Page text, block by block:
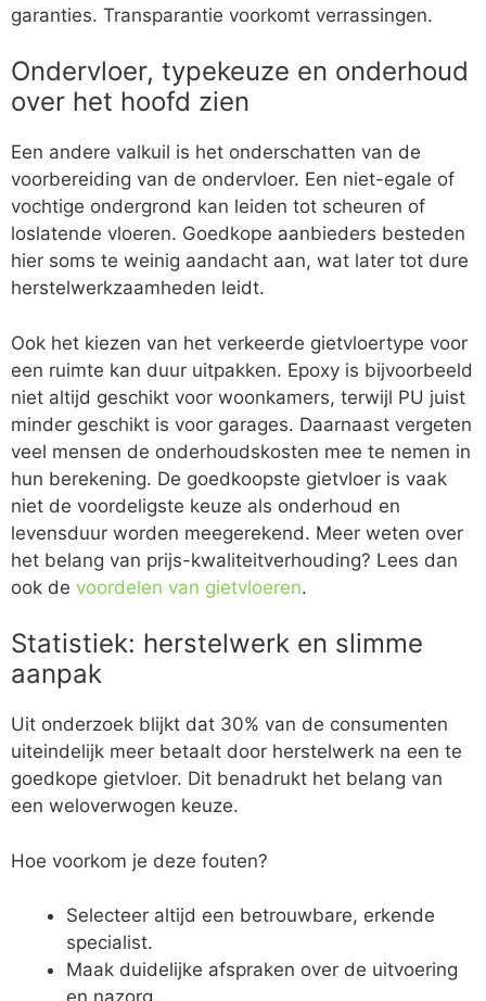
garanties. Transparantie voorkomt verrassingen.
Ondervloer, typekeuze en onderhoud
over het hoofd zien
Een andere valkuil is het onderschatten van de
voorbereiding van de ondervloer. Een niet-egale of
vochtige ondergrond kan leiden tot scheuren of
loslatende vloeren. Goedkope aanbieders besteden
hier soms te weinig aandacht aan, wat later tot dure
herstelwerkzaamheden leidt.
Ook het kiezen van het verkeerde gietvloertype voor
een ruimte kan duur uitpakken. Epoxy is bijvoorbeeld
niet altijd geschikt voor woonkamers, terwijl PU juist
minder geschikt is voor garages. Daarnaast vergeten
veel mensen de onderhoudskosten mee te nemen in
hun berekening. De goedkoopste gietvloer is vaak
niet de voordeligste keuze als onderhoud en
levensduur worden meegerekend. Meer weten over
het belang van prijs-kwaliteitverhouding? Lees dan
ook de voordelen van gietvloeren.
Statistiek: herstelwerk en slimme
aanpak
Uit onderzoek blijkt dat 30% van de consumenten
uiteindelijk meer betaalt door herstelwerk na een te
goedkope gietvloer. Dit benadrukt het belang van
een weloverwogen keuze.
Hoe voorkom je deze fouten?
Selecteer altijd een betrouwbare, erkende
specialist.
Maak duidelijke afspraken over de uitvoering